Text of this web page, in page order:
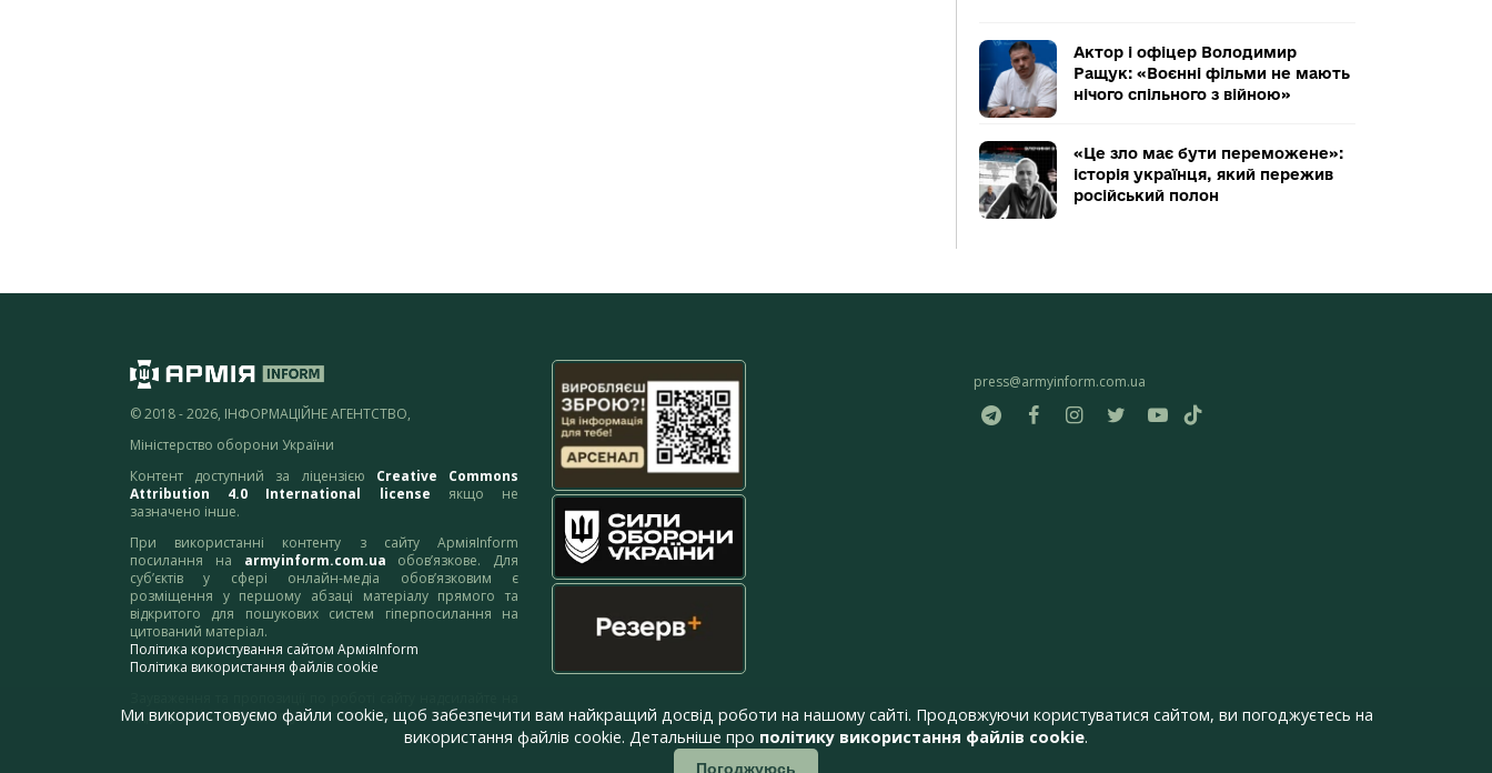
Актор і офіцер Володимир
Ращук: «Воєнні фільми не мають
нічого спільного з війною»
«Це зло має бути переможене»:
історія українця, який пережив
російський полон
© 2018 - 2026, ІНФОРМАЦІЙНЕ АГЕНТСТВО,
Міністерство оборони України
Контент доступний за ліцензією Creative Commons
Attribution 4.0 International license якщо не
зазначено інше.
При використанні контенту з сайту АрміяInform
посилання на armyinform.com.ua обов’язкове. Для
суб’єктів у сфері онлайн-медіа обов’язковим є
розміщення у першому абзаці матеріалу прямого та
відкритого для пошукових систем гіперпосилання на
цитований матеріал.
Політика користування сайтом АрміяInform
Політика використання файлів cookie
адресу:webmaster@armyinform.com.ua
press@armyinform.com.ua
Ми використовуємо файли cookie, щоб забезпечити вам найкращий досвід роботи на нашому сайті. Продовжуючи користуватися сайтом, ви погоджуєтесь на
використання файлів cookie. Детальніше про політику використання файлів cookie.
Погоджуюсь